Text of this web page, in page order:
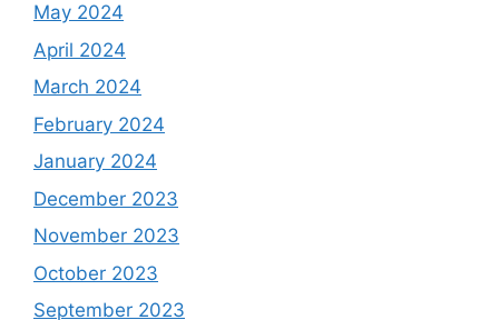
May 2024
April 2024
March 2024
February 2024
January 2024
December 2023
November 2023
October 2023
September 2023